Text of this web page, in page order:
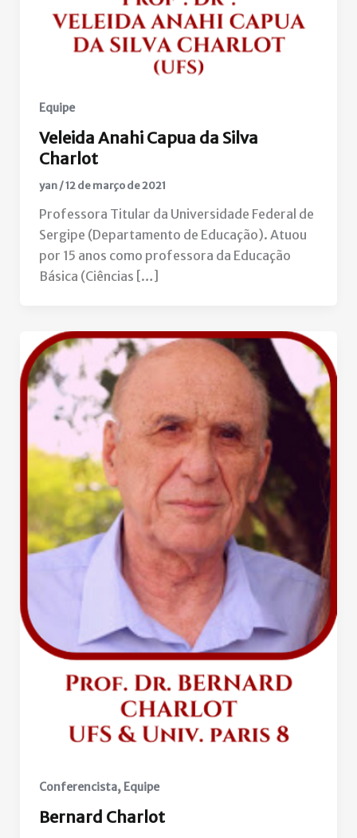
Equipe
Veleida Anahi Capua da Silva
Charlot
yan/12 de março de 2021
Professora Titular da Universidade Federal de
Sergipe (Departamento de Educação). Atuou
por 15 anos como professora da Educação
Básica (Ciências […]
Conferencista, Equipe
Bernard Charlot